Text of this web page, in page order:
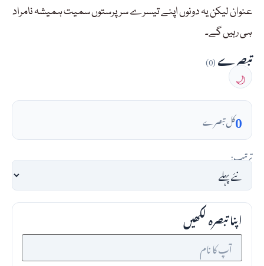
عنوان لیکن یہ دونوں اپنے تیسرے سرپرستوں سمیت ہمیشہ نامراد
ہی رہیں گے۔
تبصرے(0)
🌙
0کل تبصرے
ترتیب:
اپنا تبصرہ لکھیں